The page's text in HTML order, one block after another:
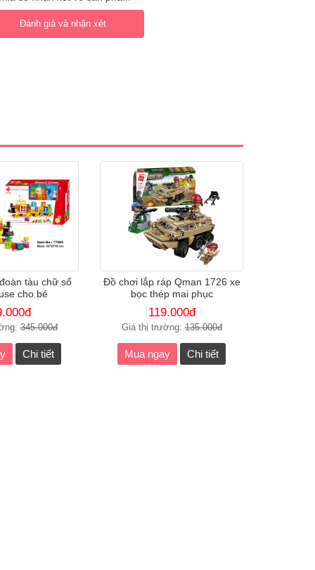
Đánh giá và nhận xét
tàu chữ số
cho bé
345.000đ
Chi tiết
Đồ chơi lắp ráp Qman 1726 xe
bọc thép mai phục
119.000đ
Giá thị trường:135.000đ
Mua ngay Chi tiết